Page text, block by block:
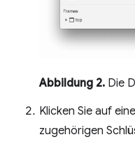
Abbildung 2. Die
Klicken Sie auf
zugehörigen